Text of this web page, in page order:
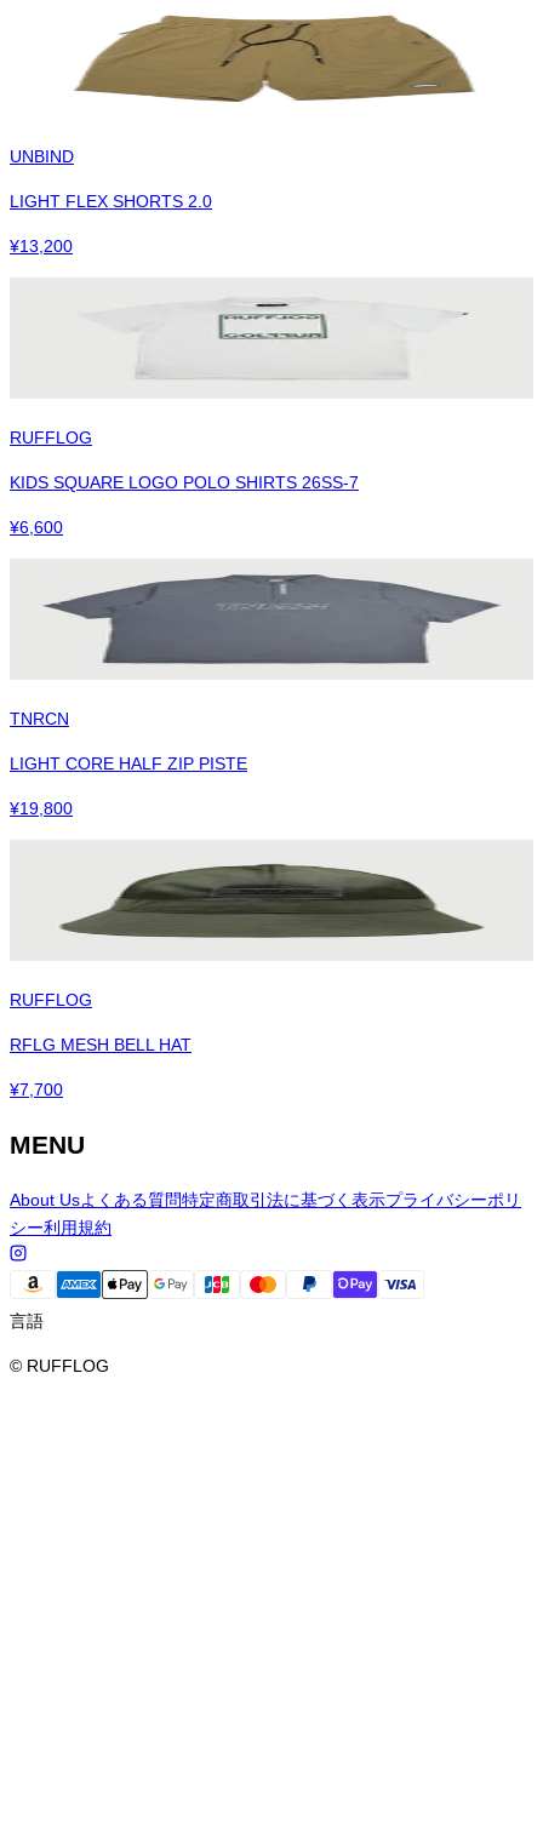
UNBIND
LIGHT FLEX SHORTS 2.0
¥13,200
RUFFLOG
KIDS SQUARE LOGO POLO SHIRTS 26SS-7
¥6,600
TNRCN
LIGHT CORE HALF ZIP PISTE
¥19,800
RUFFLOG
RFLG MESH BELL HAT
¥7,700
MENU
About Usよくある質問特定商取引法に基づく表示プライバシーポリ
シー利用規約
言語
© RUFFLOG